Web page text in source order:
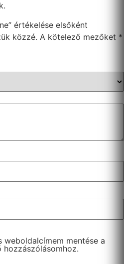
értékelése elsőként
közzé. A kötelező mezőket *
weboldalcímem mentése a